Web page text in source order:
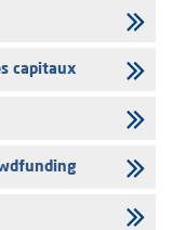
réalisées par les
définitif relatif
du groupe
capitaux